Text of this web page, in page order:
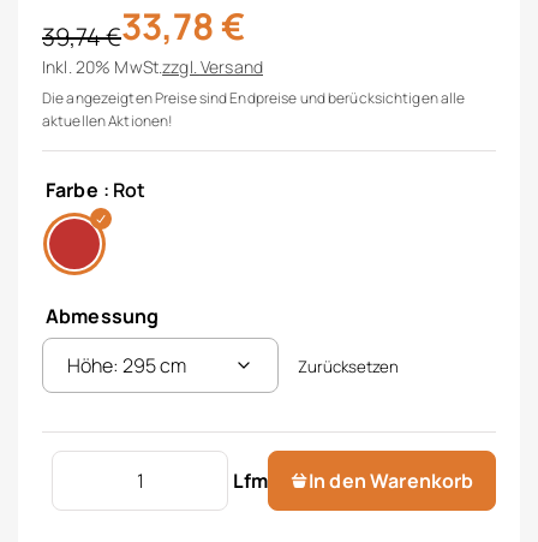
39,74€
Ursprünglicher Preis war: 39,74 €
33,78€
Aktueller Preis ist: 33,78 €.
Inkl. 20% MwSt.zzgl.Versand
Die angezeigten Preise sind Endpreise und berücksichtigen alle
aktuellen Aktionen!
Farbe : Rot
Abmessung
Zurücksetzen
Lfm
Store bedruckt Menge
In den Warenkorb